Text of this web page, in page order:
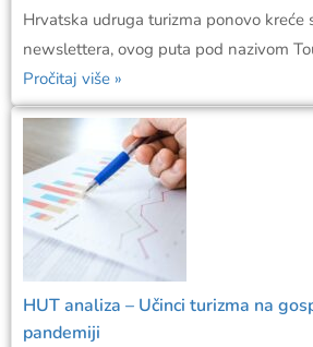
Hrvatska udruga turizma ponovo kreće
newslettera, ovog puta pod nazivom
Pročitaj više »
HUT analiza – Učinci turizma na
pandemiji